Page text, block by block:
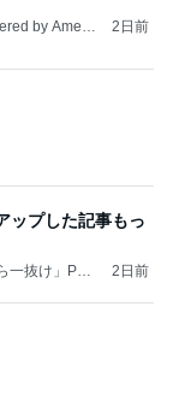
by Ameb
2日前
ップした記事もっ
抜け」Pow
2日前